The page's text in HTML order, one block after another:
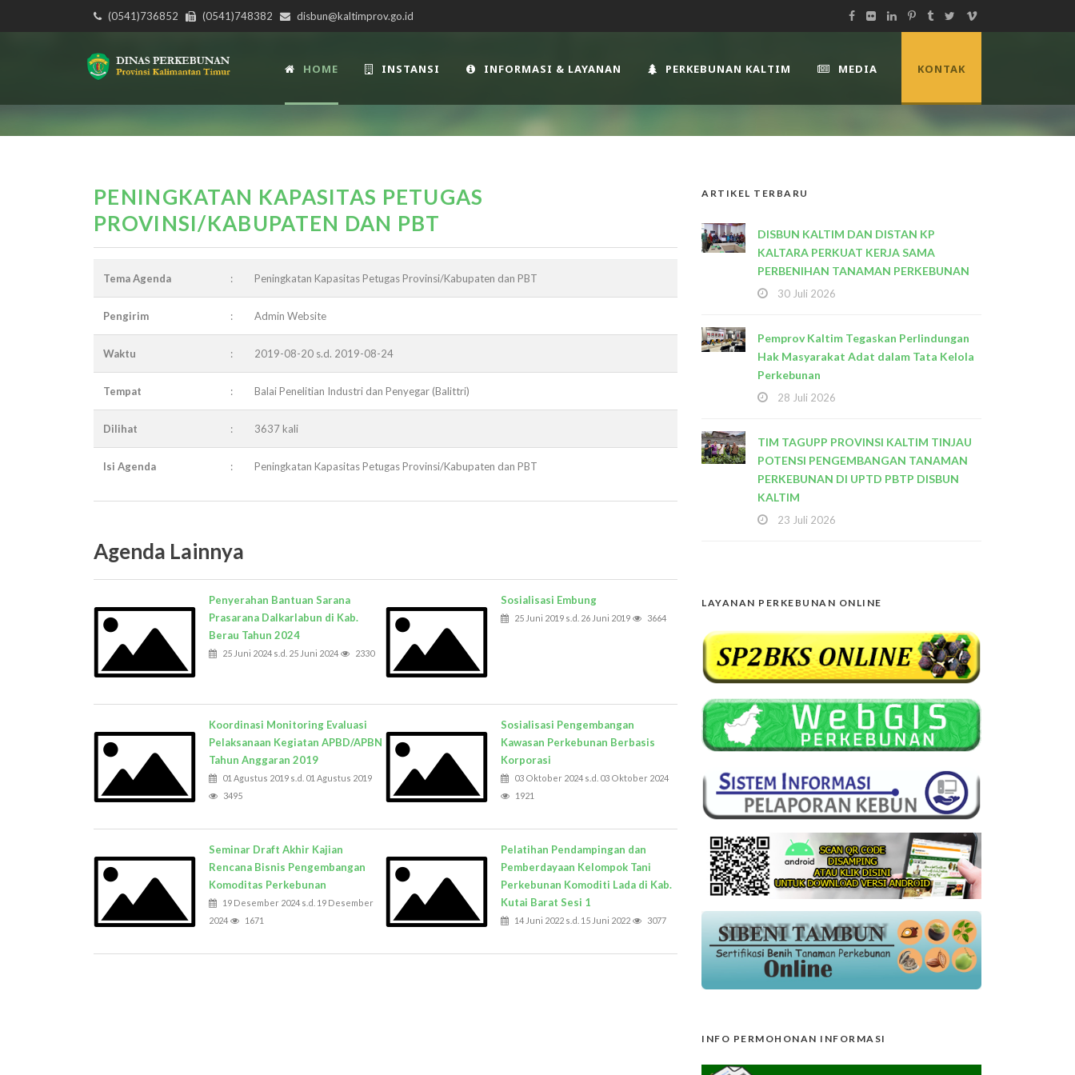
(0541)736852 (0541)748382 disbun@kaltimprov.go.id
HOME INSTANSI INFORMASI & LAYANAN PERKEBUNAN KALTIM MEDIA KONTAK
PENINGKATAN KAPASITAS PETUGAS
PROVINSI/KABUPATEN DAN PBT
Tema Agenda : Peningkatan Kapasitas Petugas Provinsi/Kabupaten dan PBT
Pengirim : Admin Website
Waktu : 2019-08-20 s.d. 2019-08-24
Tempat : Balai Penelitian Industri dan Penyegar (Balittri)
Dilihat : 3637 kali
Isi Agenda : Peningkatan Kapasitas Petugas Provinsi/Kabupaten dan PBT
Agenda Lainnya
Penyerahan Bantuan Sarana
Prasarana Dalkarlabun di Kab.
Berau Tahun 2024
25 Juni 2024 s.d. 25 Juni 2024 2330
Koordinasi Monitoring Evaluasi
Pelaksanaan Kegiatan APBD/APBN
Tahun Anggaran 2019
01 Agustus 2019 s.d. 01 Agustus 2019
3495
Seminar Draft Akhir Kajian
Rencana Bisnis Pengembangan
Komoditas Perkebunan
19 Desember 2024 s.d. 19 Desember
2024
1671
Sosialisasi Embung
25 Juni 2019 s.d. 26 Juni 2019 3664
Sosialisasi Pengembangan
Kawasan Perkebunan Berbasis
Korporasi
03 Oktober 2024 s.d. 03 Oktober 2024
1921
Pelatihan Pendampingan dan
Pemberdayaan Kelompok Tani
Perkebunan Komoditi Lada di Kab.
Kutai Barat Sesi 1
14 Juni 2022 s.d. 15 Juni 2022 3077
ARTIKEL TERBARU
DISBUN KALTIM DAN DISTAN KP
KALTARA PERKUAT KERJA SAMA
PERBENIHAN TANAMAN PERKEBUNAN
30 Juli 2026
Pemprov Kaltim Tegaskan Perlindungan
Hak Masyarakat Adat dalam Tata Kelola
Perkebunan
28 Juli 2026
TIM TAGUPP PROVINSI KALTIM TINJAU
POTENSI PENGEMBANGAN TANAMAN
PERKEBUNAN DI UPTD PBTP DISBUN
KALTIM
23 Juli 2026
LAYANAN PERKEBUNAN ONLINE
INFO PERMOHONAN INFORMASI